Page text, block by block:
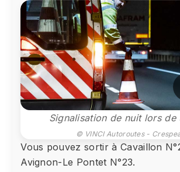
Signalisation de nuit lors de
© VINCI Autoroutes -
Vous pouvez sortir à Cavaillon
Avignon-Le Pontet N°23.